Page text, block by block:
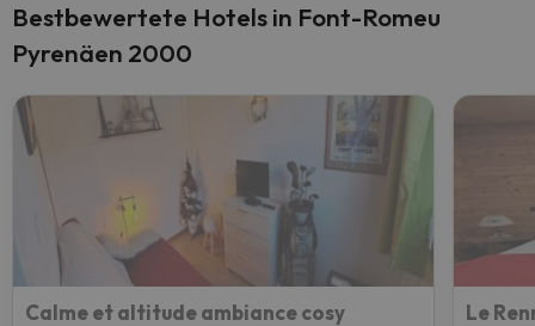
Bestbewertete Hotels in Font-Romeu
Pyrenäen 2000
Calme et altitude ambiance cosy Le